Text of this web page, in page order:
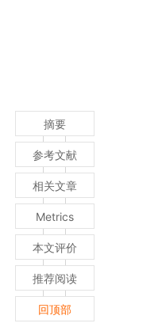
摘要
参考文献
相关文章
Metrics
本文评价
推荐阅读
回顶部